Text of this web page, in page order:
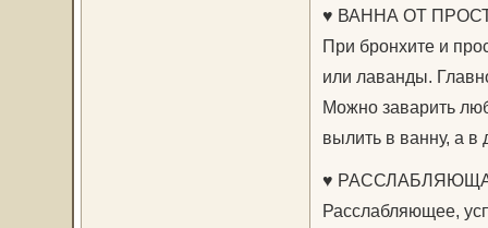
♥ ВАННА ОТ
При бронхите и
или лаванды.
Можно заварить
вылить в ванну, а в
♥
Расслабляющее,